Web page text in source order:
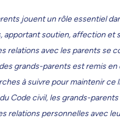
jouent un rôle essentiel
apportant soutien, affection et
relations avec les parents se
grands-parents est remis en
à suivre pour maintenir ce
Code civil, les grands-
relations personnelles avec